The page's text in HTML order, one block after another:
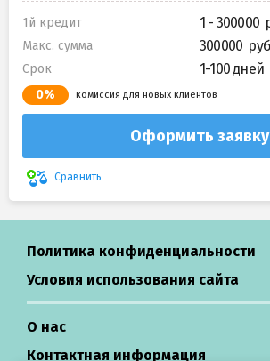
1й кредит 1 - 300000
Макс. сумма 300000
Срок 1-100 дней
0% комиссия для новых клиентов
Оформить заявку
Сравнить
Политика конфиденциальности
Условия использования сайта
О нас
Контактная информация